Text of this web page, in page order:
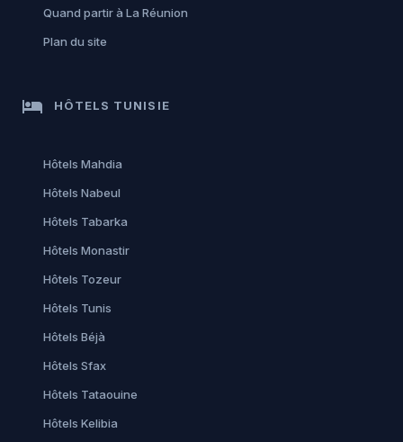
Quand partir à La Réunion
Plan du site
hotel HÔTELS TUNISIE
Hôtels Mahdia
Hôtels Nabeul
Hôtels Tabarka
Hôtels Monastir
Hôtels Tozeur
Hôtels Tunis
Hôtels Béjà
Hôtels Sfax
Hôtels Tataouine
Hôtels Kelibia